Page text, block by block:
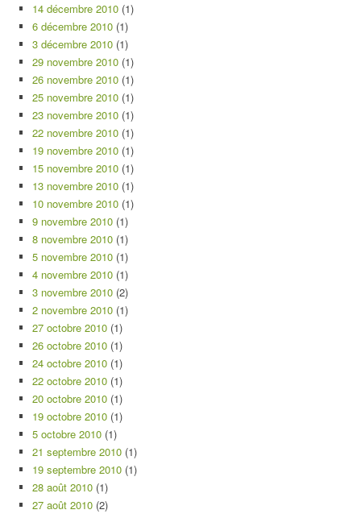
14 décembre 2010 (1)
6 décembre 2010 (1)
3 décembre 2010 (1)
29 novembre 2010 (1)
26 novembre 2010 (1)
25 novembre 2010 (1)
23 novembre 2010 (1)
22 novembre 2010 (1)
19 novembre 2010 (1)
15 novembre 2010 (1)
13 novembre 2010 (1)
10 novembre 2010 (1)
9 novembre 2010 (1)
8 novembre 2010 (1)
5 novembre 2010 (1)
4 novembre 2010 (1)
3 novembre 2010 (2)
2 novembre 2010 (1)
27 octobre 2010 (1)
26 octobre 2010 (1)
24 octobre 2010 (1)
22 octobre 2010 (1)
20 octobre 2010 (1)
19 octobre 2010 (1)
5 octobre 2010 (1)
21 septembre 2010 (1)
19 septembre 2010 (1)
28 août 2010 (1)
27 août 2010 (2)